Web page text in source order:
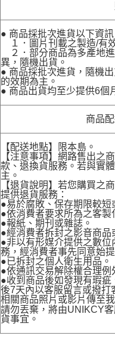
● 商品採批次進貨以下資
１．圖片刊載之製造/有
２．部分商品為多產地
異，隨機出貨。
● 商品採批次進貨，隨機
的效期為主。
● 商品出貨均至少提供6個
商品
【配送地點】限本島。
【注意事項】網路售出之
款、退換貨服務。若與實
主。
【退貨說明】若您購買之
提供退貨服務：
●易於腐敗、保存期限較短
●依消費者要求所為之客製
●報紙、期刊或雜誌。
●經消費者拆封之影音商品
●非以有形媒介提供之數
務，經消費者事先同意始提
●已拆封之個人衛生用品。
●依通訊交易解除權合理例
●收到商品後如發現有瑕
後7天內以客服留言或撥
相關商品照片或影片傳至
請勿丟棄，將由UNIKCY
貨事宜。